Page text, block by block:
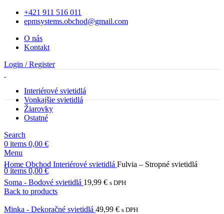
+421 911 516 011
epmsystems.obchod@gmail.com
O nás
Kontakt
Login / Register
Interiérové svietidlá
Vonkajšie svietidlá
Žiarovky
Ostatné
Search
0 items 0,00 €
Menu
0items 0,00€
Home Obchod Interiérové svietidlá Fulvia – Stropné svietidlá
Soma - Bodové svietidlá 19,99 € s DPH
Back to products
Minka - Dekoračné svietidlá 49,99 € s DPH